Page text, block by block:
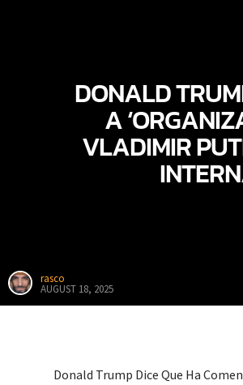
DONALD
A
VLADIMIR
rasco
AUGUST 18, 2025
Donald Trump Dice Que Ha